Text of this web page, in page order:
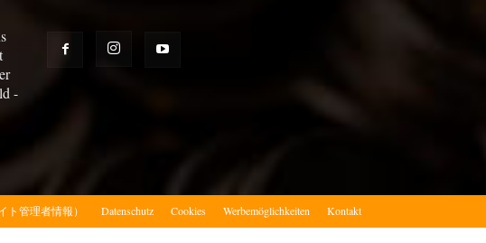
-
ト管理者情報） Datenschutz Cookies Werbemöglichkeiten Kontakt